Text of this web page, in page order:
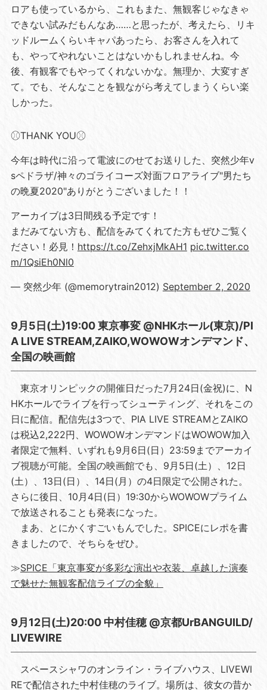
ロアも使っているから、これもまた、無観客じゃなきゃ
できない試みだもんなあ……と思ったが、考えたら、リキ
ッドルームくらいキャパあったら、お客さんを入れて
も、やってやれないことはないかもしれませんね。今
後、有観客でもやってくれないかな。無理か、大変すぎ
て。でも、そんなことを観ながら考えてしまうくらい楽
しかった。
⚾︎THANK YOU⚾︎
今年は時代に沿って電波にのせてお送りした、突然少年v
sペドラザ/神々のゴライコーズ対面フロアライブ"男たち
の晩夏2020"ありがとうございました！！
アーカイブは3日間残る予定です！
まだみてない方も、配信をみてくれてた方もぜひご覧く
ださい！必見！ https://t.co/ZehxjMkAH1 pic.twitter.co
m/1QsiEh0Nl0
— 突然少年 (@memorytrain2012) September 2, 2020
9月5日(土)19:00 東京事変 @NHKホール(東京)/PI
A LIVE STREAM,ZAIKO,WOWOWオンデマンド、
全国の映画館
東京オリンピックの開催日だった7月24日(金祝)に、N
HKホールでライブを行ってシューティング、それをこの
日に配信。配信先は3つで、PIA LIVE STREAMとZAIKO
は税込2,222円、WOWOWオンデマンドはWOWOW加入
者限定で無料、いずれも9月6日(日）23:59までアーカイ
ブ視聴が可能。全国の映画館でも、9月5日(土）、12日
(土）、13日(日）、14日(月）の4日限定で公開された。
さらに後日、10月4日(日）19:30からWOWOWプライム
で放送されることも発表になった。
まあ、とにかくすごいもんでした。SPICEにレポを書
きましたので、そちらをぜひ。
≫SPICE「東京事変が多彩な演出や衣装、卓越した演奏
で魅せた無観客配信ライブの全貌」
9月12日(土)20:00 中村佳穂 @京都UrBANGUILD/
LIVEWIRE
スペースシャワのオンライン・ライブハウス、LIVEWI
REで配信された中村佳穂のライブ。場所は、彼女の昔か